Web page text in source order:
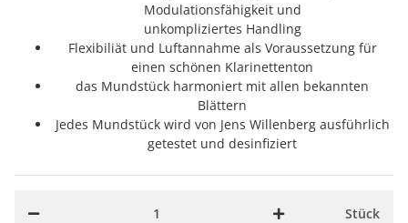
Modulationsfähigkeit und
unkompliziertes Handling
Flexibiliät und Luftannahme als Voraussetzung für
einen schönen Klarinettenton
das Mundstück harmoniert mit allen bekannten
Blättern
Jedes Mundstück wird von Jens Willenberg ausführlich
getestet und desinfiziert
Stück